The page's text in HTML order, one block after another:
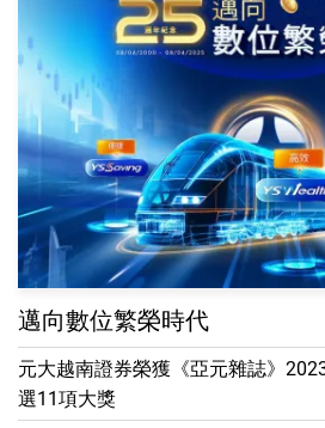
邁向數位繁榮時代
元大越南證券榮獲《亞元雜誌》
選11項大獎